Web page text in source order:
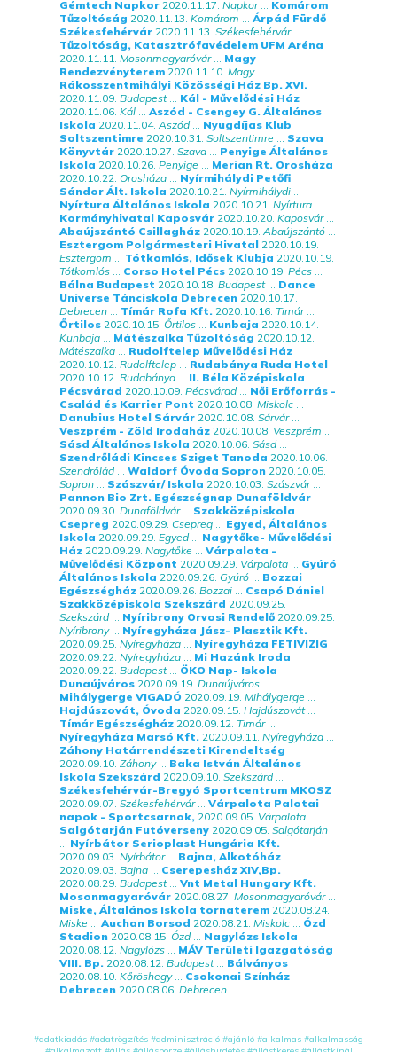
Gémtech Napkor 2020.11.17. Napkor... Komárom
Tűzoltóság 2020.11.13. Komárom ... Árpád Fürdő
Székesfehérvár 2020.11.13. Székesfehérvár...
Tűzoltóság, Katasztrófavédelem UFM Aréna
2020.11.11. Mosonmagyaróvár... Magy
Rendezvényterem 2020.11.10. Magy...
Rákosszentmihályi Közösségi Ház Bp. XVI.
2020.11.09. Budapest... Kál - Művelődési Ház
2020.11.06. Kál ... Aszód - Csengey G. Általános
Iskola 2020.11.04. Aszód... Nyugdíjas Klub
Soltszentimre 2020.10.31. Soltszentimre ... Szava
Könyvtár 2020.10.27. Szava ... Penyige Általános
Iskola 2020.10.26. Penyige ... Merian Rt. Orosháza
2020.10.22. Orosháza ... Nyírmihálydi Petőfi
Sándor Ált. Iskola 2020.10.21. Nyírmihálydi ...
Nyírtura Általános Iskola 2020.10.21. Nyírtura ...
Kormányhivatal Kaposvár 2020.10.20. Kaposvár...
Abaújszántó Csillagház 2020.10.19. Abaújszántó ...
Esztergom Polgármesteri Hivatal 2020.10.19.
Esztergom ... Tótkomlós, Idősek Klubja 2020.10.19.
Tótkomlós ... Corso Hotel Pécs 2020.10.19. Pécs ...
Bálna Budapest 2020.10.18. Budapest... Dance
Universe Tánciskola Debrecen 2020.10.17.
Debrecen ... Tímár Rofa Kft. 2020.10.16. Timár...
Őrtilos 2020.10.15. Őrtilos ... Kunbaja 2020.10.14.
Kunbaja ... Mátészalka Tűzoltóság 2020.10.12.
Mátészalka ... Rudolftelep Művelődési Ház
2020.10.12. Rudolftelep ... Rudabánya Ruda Hotel
2020.10.12. Rudabánya ... II. Béla Középiskola
Pécsvárad 2020.10.09. Pécsvárad... Női Erőforrás -
Család és Karrier Pont 2020.10.08. Miskolc ...
Danubius Hotel Sárvár 2020.10.08. Sárvár...
Veszprém - Zöld Irodaház 2020.10.08. Veszprém ...
Sásd Általános Iskola 2020.10.06. Sásd...
Szendrőládi Kincses Sziget Tanoda 2020.10.06.
Szendrőlád... Waldorf Óvoda Sopron 2020.10.05.
Sopron ... Szászvár/ Iskola 2020.10.03. Szászvár...
Pannon Bio Zrt. Egészségnap Dunaföldvár
2020.09.30. Dunaföldvár... Szakközépiskola
Csepreg 2020.09.29. Csepreg ... Egyed, Általános
Iskola 2020.09.29. Egyed... Nagytőke- Művelődési
Ház 2020.09.29. Nagytőke ... Várpalota -
Művelődési Központ 2020.09.29. Várpalota ... Gyúró
Általános Iskola 2020.09.26. Gyúró ... Bozzai
Egészségház 2020.09.26. Bozzai ... Csapó Dániel
Szakközépiskola Szekszárd 2020.09.25.
Szekszárd... Nyíribrony Orvosi Rendelő 2020.09.25.
Nyíribrony... Nyíregyháza Jász- Plasztik Kft.
2020.09.25. Nyíregyháza ... Nyíregyháza FETIVIZIG
2020.09.22. Nyíregyháza ... Mi Hazánk Iroda
2020.09.22. Budapest... ÖKO Nap- Iskola
Dunaújváros 2020.09.19. Dunaújváros ...
Mihálygerge VIGADÓ 2020.09.19. Mihálygerge ...
Hajdúszovát, Óvoda 2020.09.15. Hajdúszovát...
Tímár Egészségház 2020.09.12. Timár...
Nyíregyháza Marsó Kft. 2020.09.11. Nyíregyháza ...
Záhony Határrendészeti Kirendeltség
2020.09.10. Záhony... Baka István Általános
Iskola Szekszárd 2020.09.10. Szekszárd...
Székesfehérvár-Bregyó Sportcentrum MKOSZ
2020.09.07. Székesfehérvár... Várpalota Palotai
napok - Sportcsarnok, 2020.09.05. Várpalota ...
Salgótarján Futóverseny 2020.09.05. Salgótarján
... Nyírbátor Serioplast Hungária Kft.
2020.09.03. Nyírbátor... Bajna, Alkotóház
2020.09.03. Bajna ... Cserepesház XIV,Bp.
2020.08.29. Budapest... Vnt Metal Hungary Kft.
Mosonmagyaróvár 2020.08.27. Mosonmagyaróvár...
Miske, Általános Iskola tornaterem 2020.08.24.
Miske ... Auchan Borsod 2020.08.21. Miskolc ... Ózd
Stadion 2020.08.15. Ózd... Nagylózs Iskola
2020.08.12. Nagylózs ... MÁV Területi Igazgatóság
VIII. Bp. 2020.08.12. Budapest... Bálványos
2020.08.10. Kőröshegy... Csokonai Színház
Debrecen 2020.08.06. Debrecen ...
#adatkiadás #adatrögzítés #adminisztráció #ajánló #alkalmas #alkalmasság